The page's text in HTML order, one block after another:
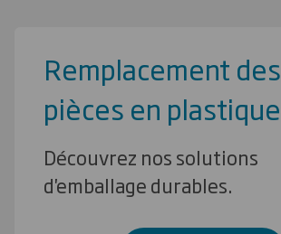
Remplacement des
pièces en plastique
Découvrez nos solutions
d'emballage durables.